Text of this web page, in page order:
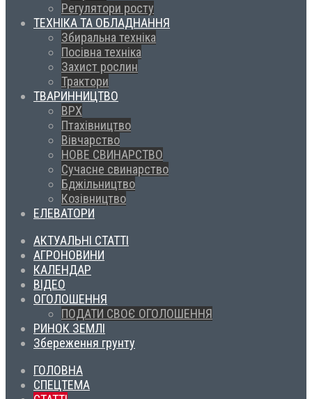
Регулятори росту
ТЕХНІКА ТА ОБЛАДНАННЯ
Збиральна техніка
Посівна техніка
Захист рослин
Трактори
ТВАРИННИЦТВО
ВРХ
Птахівництво
Вівчарство
НОВЕ СВИНАРСТВО
Сучасне свинарство
Бджільництво
Козівництво
ЕЛЕВАТОРИ
АКТУАЛЬНІ СТАТТІ
АГРОНОВИНИ
КАЛЕНДАР
ВІДЕО
ОГОЛОШЕННЯ
ПОДАТИ СВОЄ ОГОЛОШЕННЯ
РИНОК ЗЕМЛІ
Збереження грунту
ГОЛОВНА
СПЕЦТЕМА